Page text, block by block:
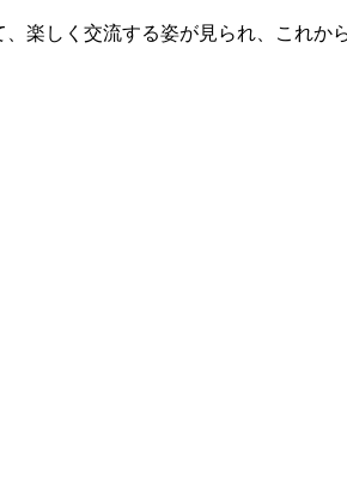
楽しく交流する姿が見られ、これか